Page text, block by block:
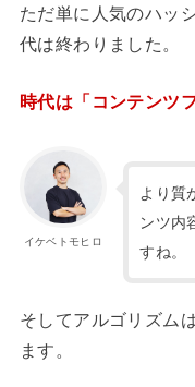
ただ単に人気のハッ
代は終わりました。
時代は「コンテンツ
イケベトモヒロ
より質
ンツ内
すね。
そしてアルゴリズム
ます。